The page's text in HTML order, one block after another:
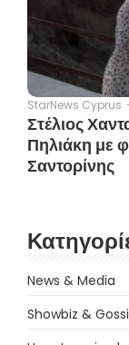
StarNews Cyprus
Στέλιος
Πηλιάκη με
Σαντορίνης
News & Media
Showbiz &